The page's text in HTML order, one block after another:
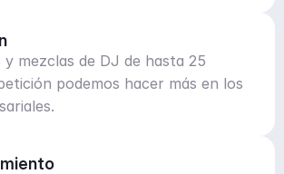
y mezclas de DJ de hasta 25
podemos hacer más en los